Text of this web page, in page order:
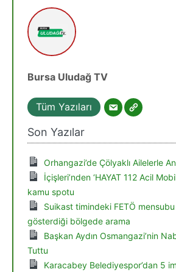
Bursa Uludağ TV
Tüm Yazıları
Son Yazılar
Orhangazi’de Çölyaklı Ailelerle
İçişleri’nden ‘HAYAT 112 Acil
kamu spotu
Suikast timindeki FETÖ mensubu
gösterdiği bölgede arama
Başkan Aydın Osmangazi’nin
Tuttu
Karacabey Belediyespor’dan 5